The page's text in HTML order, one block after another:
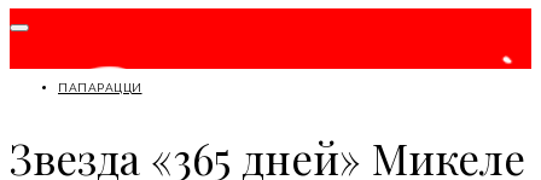
ПАПАРАЦЦИ
Звезда «365 дней» Микеле